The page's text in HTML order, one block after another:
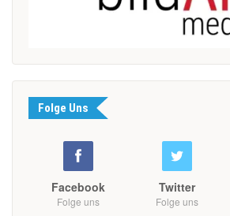
Folge Uns
Facebook
Folge uns
Twitter
Folge uns